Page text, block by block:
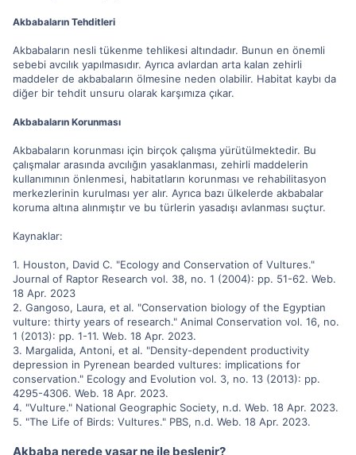
Akbabaların Tehditleri
Akbabaların nesli tükenme tehlikesi altındadır. Bunun en önemli
sebebi avcılık yapılmasıdır. Ayrıca avlardan arta kalan zehirli
maddeler de akbabaların ölmesine neden olabilir. Habitat kaybı da
diğer bir tehdit unsuru olarak karşımıza çıkar.
Akbabaların Korunması
Akbabaların korunması için birçok çalışma yürütülmektedir. Bu
çalışmalar arasında avcılığın yasaklanması, zehirli maddelerin
kullanımının önlenmesi, habitatların korunması ve rehabilitasyon
merkezlerinin kurulması yer alır. Ayrıca bazı ülkelerde akbabalar
koruma altına alınmıştır ve bu türlerin yasadışı avlanması suçtur.
Kaynaklar:
1. Houston, David C. "Ecology and Conservation of Vultures."
Journal of Raptor Research vol. 38, no. 1 (2004): pp. 51-62. Web.
18 Apr. 2023
2. Gangoso, Laura, et al. "Conservation biology of the Egyptian
vulture: thirty years of research." Animal Conservation vol. 16, no.
1 (2013): pp. 1-11. Web. 18 Apr. 2023.
3. Margalida, Antoni, et al. "Density-dependent productivity
depression in Pyrenean bearded vultures: implications for
conservation." Ecology and Evolution vol. 3, no. 13 (2013): pp.
4295-4306. Web. 18 Apr. 2023.
4. "Vulture." National Geographic Society, n.d. Web. 18 Apr. 2023.
5. "The Life of Birds: Vultures." PBS, n.d. Web. 18 Apr. 2023.
Akbaba nerede yaşar ne ile beslenir?